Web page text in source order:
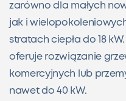
zarówno dla małych
jak i
stratach ciepła do 18
oferuje rozwiązanie
komercyjnych lub
nawet do 40 kW.